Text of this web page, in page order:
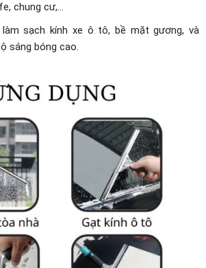
chung cư,…
làm sạch kính xe ô tô, bề mặt gương, và
sáng bóng cao.